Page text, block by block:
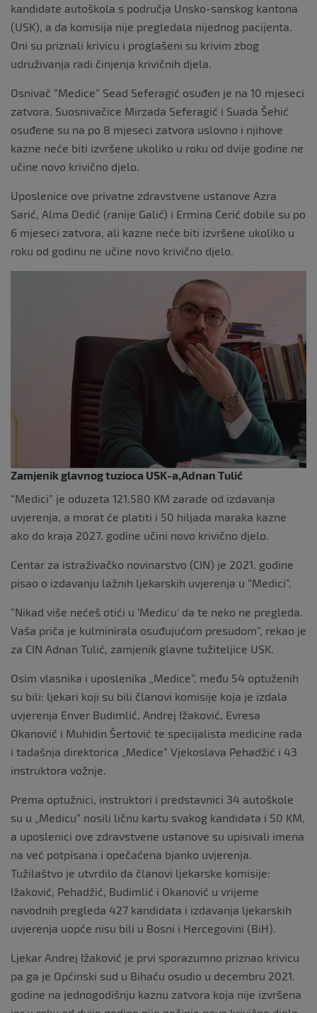
kandidate autoškola s područja Unsko-sanskog kantona
(USK), a da komisija nije pregledala nijednog pacijenta.
Oni su priznali krivicu i proglašeni su krivim zbog
udruživanja radi činjenja krivičnih djela.
Osnivač “Medice” Sead Seferagić osuđen je na 10 mjeseci
zatvora. Suosnivačice Mirzada Seferagić i Suada Šehić
osuđene su na po 8 mjeseci zatvora uslovno i njihove
kazne neće biti izvršene ukoliko u roku od dvije godine ne
učine novo krivično djelo.
Uposlenice ove privatne zdravstvene ustanove Azra
Sarić, Alma Dedić (ranije Galić) i Ermina Cerić dobile su po
6 mjeseci zatvora, ali kazne neće biti izvršene ukoliko u
roku od godinu ne učine novo krivično djelo.
Zamjenik glavnog tuzioca USK-a,Adnan Tulić
“Medici” je oduzeta 121.580 KM zarade od izdavanja
uvjerenja, a morat će platiti i 50 hiljada maraka kazne
ako do kraja 2027. godine učini novo krivično djelo.
Centar za istraživačko novinarstvo (CIN) je 2021. godine
pisao o izdavanju lažnih ljekarskih uvjerenja u “Medici”.
“Nikad više nećeš otići u ‘Medicu’ da te neko ne pregleda.
Vaša priča je kulminirala osuđujućom presudom”, rekao je
za CIN Adnan Tulić, zamjenik glavne tužiteljice USK.
Osim vlasnika i uposlenika „Medice“, među 54 optuženih
su bili: ljekari koji su bili članovi komisije koja je izdala
uvjerenja Enver Budimlić, Andrej Ižaković, Evresa
Okanović i Muhidin Šertović te specijalista medicine rada
i tadašnja direktorica „Medice“ Vjekoslava Pehadžić i 43
instruktora vožnje.
Prema optužnici, instruktori i predstavnici 34 autoškole
su u „Medicu“ nosili ličnu kartu svakog kandidata i 50 KM,
a uposlenici ove zdravstvene ustanove su upisivali imena
na već potpisana i opečaćena bjanko uvjerenja.
Tužilaštvo je utvrdilo da članovi ljekarske komisije:
Ižaković, Pehadžić, Budimlić i Okanović u vrijeme
navodnih pregleda 427 kandidata i izdavanja ljekarskih
uvjerenja uopće nisu bili u Bosni i Hercegovini (BiH).
Ljekar Andrej Ižaković je prvi sporazumno priznao krivicu
pa ga je Općinski sud u Bihaću osudio u decembru 2021.
godine na jednogodišnju kaznu zatvora koja nije izvršena